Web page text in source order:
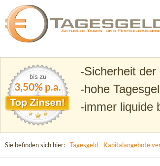
Tagesgeld.info – Tagesgeldkonten
3,50% p.a.
Sicherheit der
hohe
immer liquide
Sie befinden sich hier: Tagesgeld - Kapitalangebote